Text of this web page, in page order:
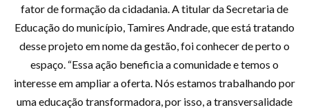
fator de formação da cidadania. A titular da Secretaria de
Educação do município, Tamires Andrade, que está tratando
desse projeto em nome da gestão, foi conhecer de perto o
espaço. “Essa ação beneficia a comunidade e temos o
interesse em ampliar a oferta. Nós estamos trabalhando por
uma educação transformadora, por isso, a transversalidade